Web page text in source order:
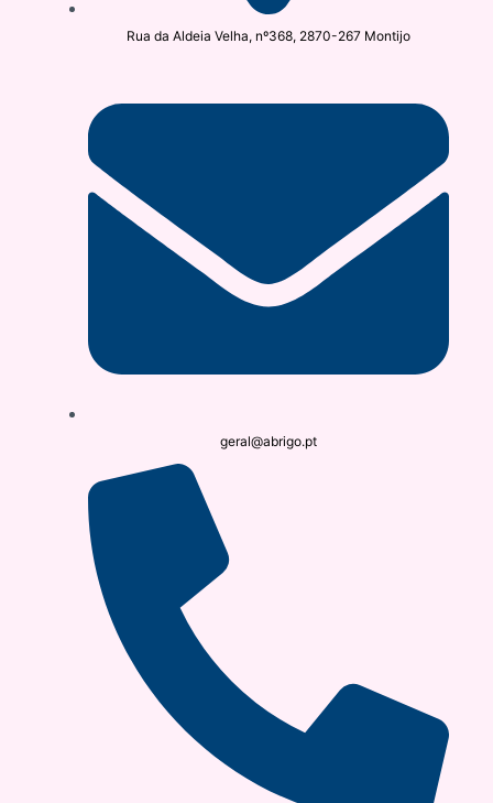
Rua da Aldeia Velha, nº368, 2870-267 Montijo
geral@abrigo.pt